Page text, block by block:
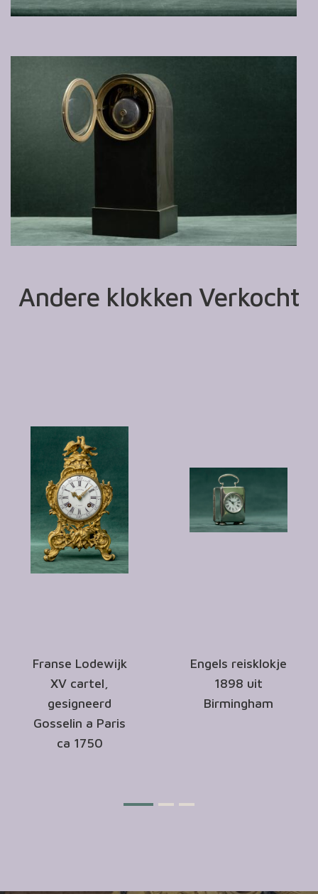
Andere klokken Verkocht
Franse Lodewijk
XV cartel,
gesigneerd
Gosselin a Paris
ca 1750
Engels reisklokje
1898 uit
Birmingham